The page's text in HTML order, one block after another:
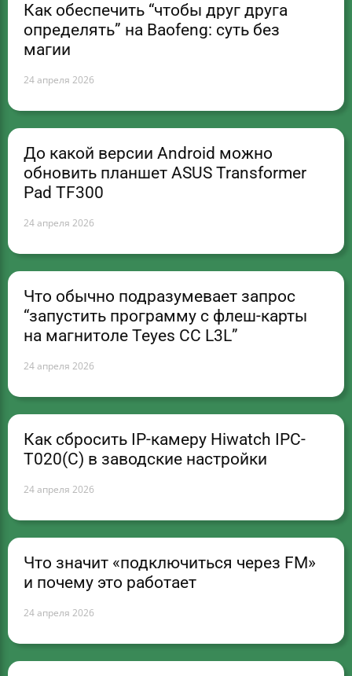
Как обеспечить “чтобы друг друга
определять” на Baofeng: суть без
магии
24 апреля 2026
До какой версии Android можно
обновить планшет ASUS Transformer
Pad TF300
24 апреля 2026
Что обычно подразумевает запрос
“запустить программу с флеш-карты
на магнитоле Teyes CC L3L”
24 апреля 2026
Как сбросить IP-камеру Hiwatch IPC-
T020(C) в заводские настройки
24 апреля 2026
Что значит «подключиться через FM»
и почему это работает
24 апреля 2026